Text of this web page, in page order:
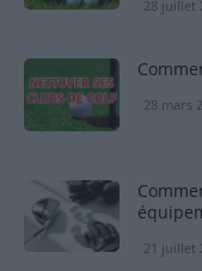
28 juillet
28 mars
21 juillet